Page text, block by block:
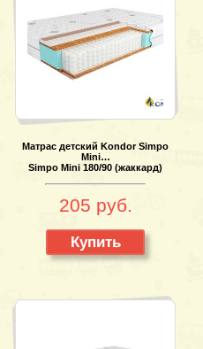
Матрас детский Kondor Simpo
Mini…
Simpo Mini 180/90 (жаккард)
205 руб.
Купить